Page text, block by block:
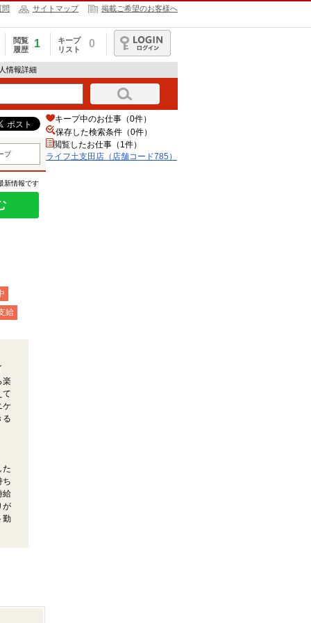
問 サイトマップ 掲載ご希望のお客様へ
閲覧
履歴
1
キープ
リスト
0
ログイン
情報詳細
プ
新情報です
給
楽
て
ケ
る
た
ち
給
が
勤
キープ中のお仕事（0件）
保存した検索条件（0件）
閲覧したお仕事（1件）
ライフ土支田店（店舗コード785）